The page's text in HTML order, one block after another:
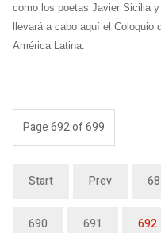
como los poetas Javier Sicilia
llevará a cabo aquí el
América Latina.
Page 692 of 699
Start Prev
690 691 692